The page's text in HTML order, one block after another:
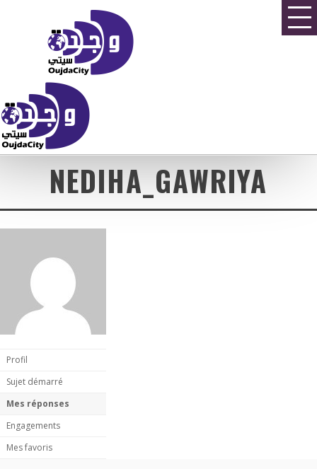
NEDIHA_GAWRIYA
Profil
Sujet démarré
Mes réponses
Engagements
Mes favoris